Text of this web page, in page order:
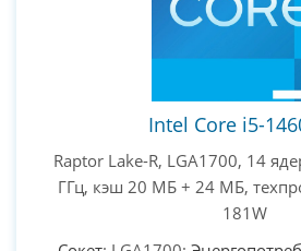
Intel Core i5-
Raptor Lake-R, LGA1700, 14
ГГц, кэш 20 МБ + 24 МБ,
181W